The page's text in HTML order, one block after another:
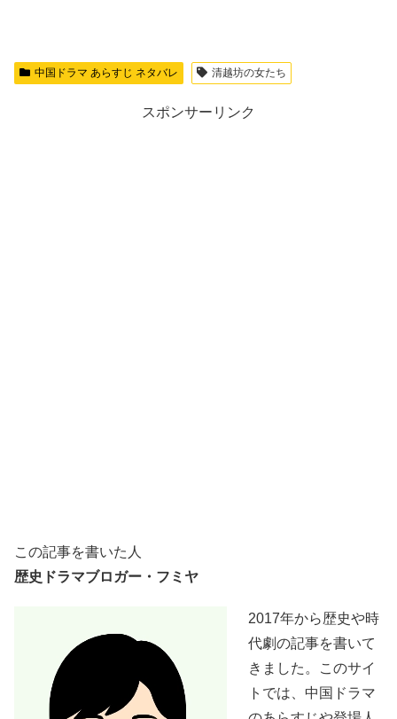
中国ドラマ あらすじ ネタバレ 清越坊の女たち
スポンサーリンク
この記事を書いた人
歴史ドラマブロガー・フミヤ
2017年から歴史や時
代劇の記事を書いて
きました。このサイ
トでは、中国ドラマ